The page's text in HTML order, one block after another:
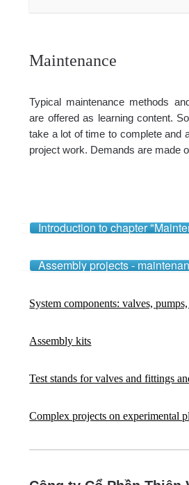
Maintenance
Typical maintenance methods
are offered as learning content.
take a lot of time to complete and
project work. Demands are made
Introduction to chapter
Assembly projects -
System components: valves,
Assembly kits
Test stands for valves and fittings
Complex projects on experimental